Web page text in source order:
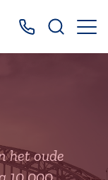
Bel ons: 0499
het oude